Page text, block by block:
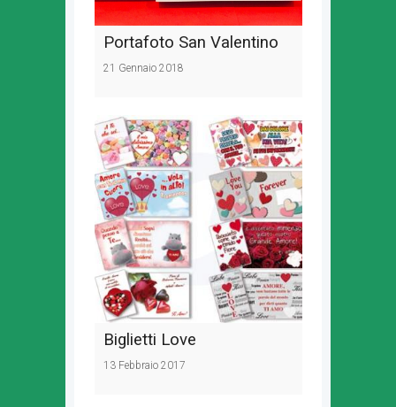
Portafoto San Valentino
21 Gennaio 2018
Biglietti Love
13 Febbraio 2017